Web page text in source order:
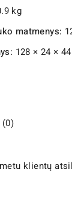
kg
matmenys:
128 × 24 ×
klientų